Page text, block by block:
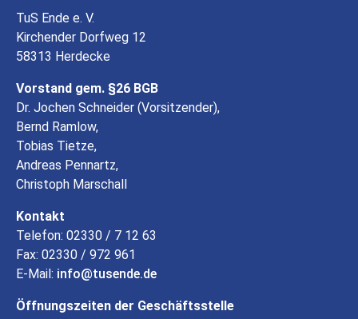
TuS Ende e. V.
Kirchender Dorfweg 12
58313 Herdecke
Vorstand gem. §26 BGB
Dr. Jochen Schneider (Vorsitzender),
Bernd Ramlow,
Tobias Tietze,
Andreas Pennartz,
Christoph Marschall
Kontakt
Telefon: 02330 / 7 12 63
Fax: 02330 / 972 961
E-Mail: info tusende de
Öffnungszeiten der Geschäftsstelle